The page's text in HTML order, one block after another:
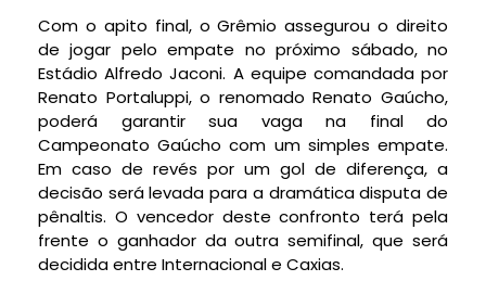
Com o apito final, o Grêmio assegurou o direito
de jogar pelo empate no próximo sábado, no
Estádio Alfredo Jaconi. A equipe comandada por
Renato Portaluppi, o renomado Renato Gaúcho,
poderá garantir sua vaga na final do
Campeonato Gaúcho com um simples empate.
Em caso de revés por um gol de diferença, a
decisão será levada para a dramática disputa de
pênaltis. O vencedor deste confronto terá pela
frente o ganhador da outra semifinal, que será
decidida entre Internacional e Caxias.